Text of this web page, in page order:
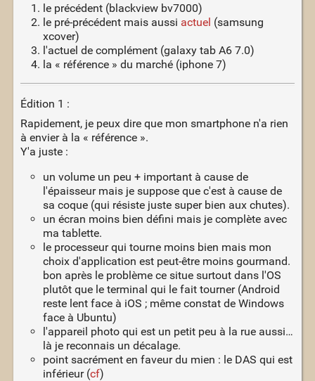
le précédent (blackview bv7000)
le pré-précédent mais aussi actuel (samsung
xcover)
l'actuel de complément (galaxy tab A6 7.0)
la « référence » du marché (iphone 7)
Édition 1 :
Rapidement, je peux dire que mon smartphone n'a rien
à envier à la « référence ».
Y'a juste :
un volume un peu + important à cause de
l'épaisseur mais je suppose que c'est à cause de
sa coque (qui résiste juste super bien aux chutes).
un écran moins bien défini mais je complète avec
ma tablette.
le processeur qui tourne moins bien mais mon
choix d'application est peut-être moins gourmand.
bon après le problème ce situe surtout dans l'OS
plutôt que le terminal qui le fait tourner (Android
reste lent face à iOS ; même constat de Windows
face à Ubuntu)
l'appareil photo qui est un petit peu à la rue aussi…
là je reconnais un décalage.
point sacrément en faveur du mien : le DAS qui est
inférieur (cf)